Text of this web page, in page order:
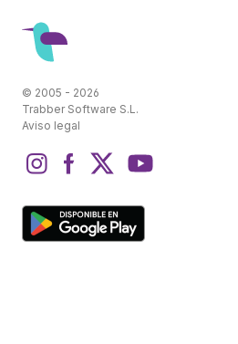
© 2005 - 2026
Trabber Software S.L.
Aviso legal